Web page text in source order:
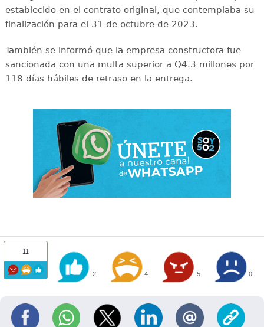
establecido en el contrato original, que contemplaba su
finalización para el 31 de octubre de 2023.
También se informó que la empresa constructora fue
sancionada con una multa superior a Q4.3 millones por
118 días hábiles de retraso en la entrega.
11
2 4 5 0